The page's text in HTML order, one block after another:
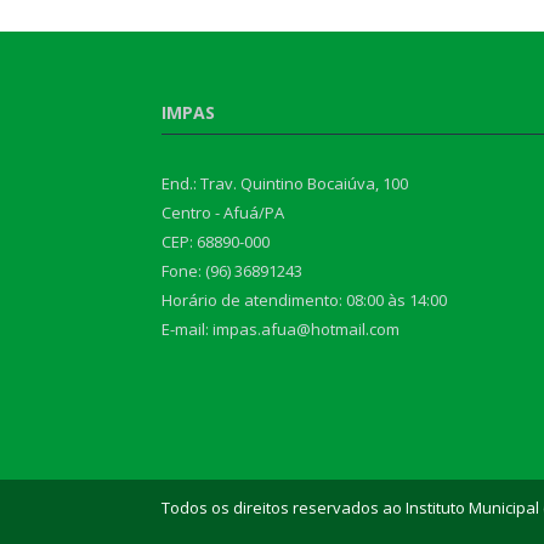
IMPAS
End.: Trav. Quintino Bocaiúva, 100
Centro - Afuá/PA
CEP: 68890-000
Fone: (96) 36891243
Horário de atendimento: 08:00 às 14:00
E-mail: impas.afua@hotmail.com
Todos os direitos reservados ao Instituto